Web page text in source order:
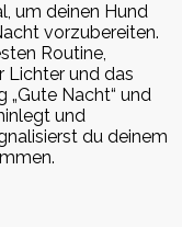
um deinen Hund
vorzubereiten.
Routine,
Lichter und das
„Gute Nacht“ und
und
du deinem